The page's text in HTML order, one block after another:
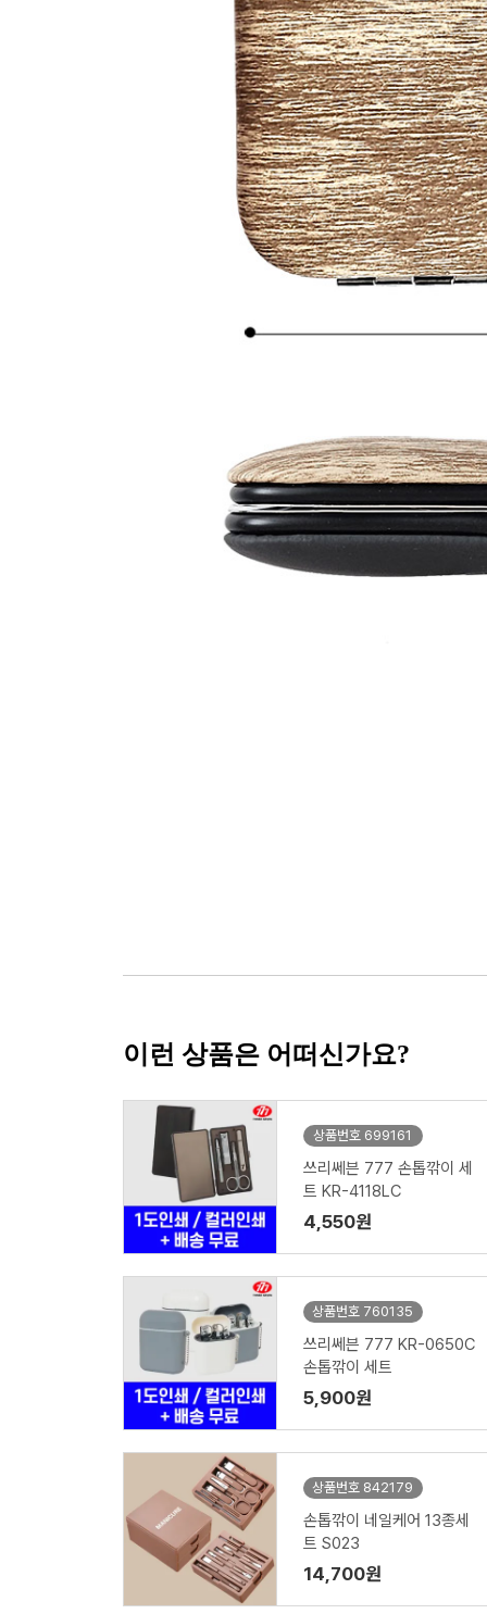
이런 상품은 어떠신가요?
상품번호 699161
쓰리쎄븐 777 손톱깎이 세
트 KR-4118LC
4,550원
상품번호 760135
쓰리쎄븐 777 KR-0650C
손톱깎이 세트
5,900원
상품번호 842179
손톱깎이 네일케어 13종세
트 S023
14,700원